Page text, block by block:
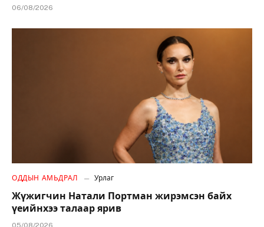
06/08/2026
ОДДЫН АМЬДРАЛ Урлаг
Жүжигчин Натали Портман жирэмсэн байх
үеийнхээ талаар ярив